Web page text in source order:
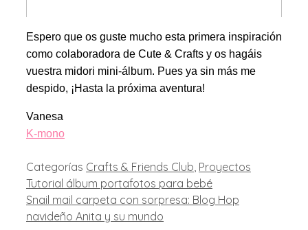
Espero que os guste mucho esta primera inspiración
como colaboradora de Cute & Crafts y os hagáis
vuestra midori mini-álbum. Pues ya sin más me
despido, ¡Hasta la próxima aventura!
Vanesa
K-mono
Categorías Crafts & Friends Club Proyectos
Tutorial álbum portafotos para bebé
Snail mail carpeta con sorpresa: Blog Hop
navideño Anita y su mundo